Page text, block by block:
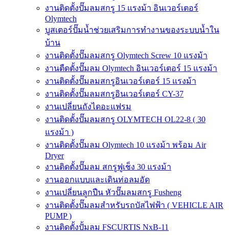
งานติดตั้งปั๊มลมสกรู 15 แรงม้า อินเวอร์เตอร์
Olymtech
บูสเตอร์ปั๊มน้ำช่วยเสริมการทำงานของระบบน้ำใน
บ้าน
งานติดตั้งปั๊มลมสกรู Olymtech Screw 10 แรงม้า
งานตืดตั้งปั๊มลม Olymtech อินเวอร์เตอร์ 15 แรงม้า
งานติดตั้งปั๊มลมสกรูอินเวอร์เตอร์ 15 แรงม้า
งานติดตั้งปั๊มลมสกรูอินเวอร์เตอร์ CY-37
งานเปลี่ยนถังไดอะแฟรม
งานติดตั้งปั๊มลมสกรู OLYMTECH OL22-8 ( 30
แรงม้า )
งานติดตั้งปั๊มลม Olymtech 10 แรงม้า พร้อม Air
Dryer
งานติดตั้งปั๊มลม สกรูฟูเช็ง 30 แรงม้า
งานออกแบบและเดินท่อลมอัด
งานเปลี่ยนลูกปืน หัวปั๊มลมสกรู Fusheng
งานติดตั้งปั๊มลมสำหรับรถบัสไฟฟ้า ( VEHICLE AIR
PUMP )
งานติดตั้งปั้มลม FSCURTIS NxB-11